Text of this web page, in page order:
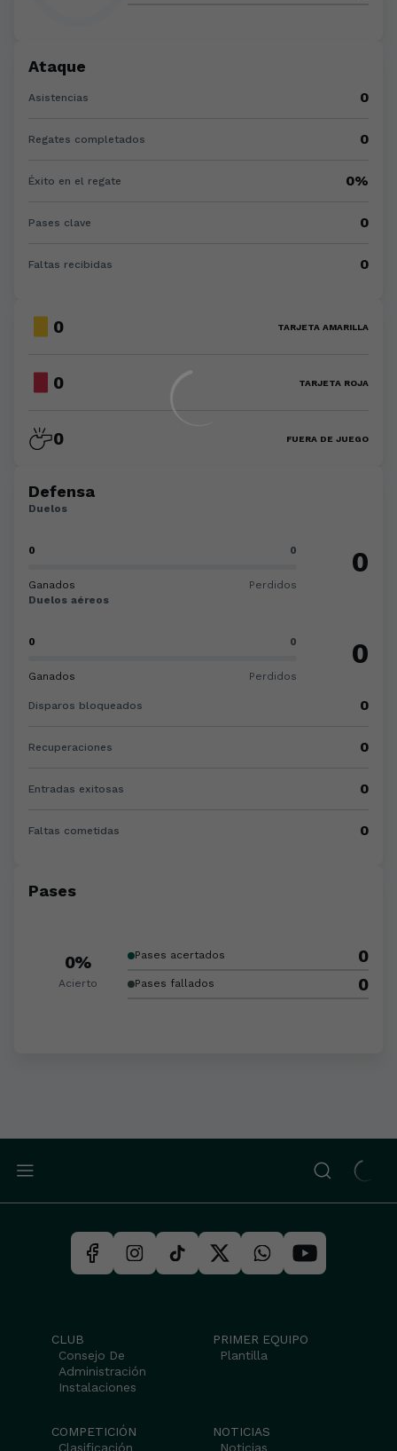
Ataque
Asistencias 0
Regates completados 0
Éxito en el regate 0%
Pases clave 0
Faltas recibidas 0
0 TARJETA AMARILLA
0 TARJETA ROJA
0 FUERA DE JUEGO
Defensa
Duelos
0 0
Ganados Perdidos
0
Duelos aéreos
0 0
Ganados Perdidos
0
Disparos bloqueados 0
Recuperaciones 0
Entradas exitosas 0
Faltas cometidas 0
Pases
0%
Acierto
Pases acertados 0
Pases fallados 0
CLUB
Consejo De
Administración
Instalaciones
PRIMER EQUIPO
Plantilla
COMPETICIÓN
Clasificación
NOTICIAS
Noticias